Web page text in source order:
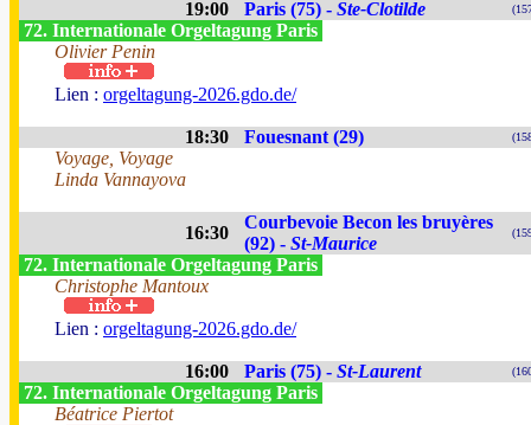
19:00 Paris (75) - Ste-Clotilde
72. Internationale Orgeltagung Paris
Olivier Penin
Lien : orgeltagung-2026.gdo.de/
18:30 Fouesnant (29)
Voyage, Voyage
Linda Vannayova
16:30
Courbevoie Becon les bruyères
(92) - St-Maurice
72. Internationale Orgeltagung Paris
Christophe Mantoux
Lien : orgeltagung-2026.gdo.de/
16:00 Paris (75) - St-Laurent
72. Internationale Orgeltagung Paris
Béatrice Piertot